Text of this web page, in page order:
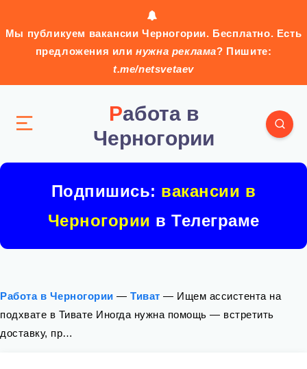
Мы публикуем вакансии Черногории. Бесплатно. Есть
предложения илинужна реклама? Пишите:
t.me/netsvetaev
Работа в
Черногории
Подпишись: вакансии в
Черногории в Телеграме
Работа в Черногории — Тиват — Ищем ассистента на
подхвате в Тивате Иногда нужна помощь — встретить
доставку, пр…